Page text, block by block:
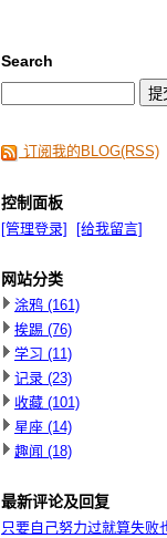
Search
订阅我的BLOG(RSS)
控制面板
[管理登录] [给我留言]
网站分类
涂鸦(161)
挨踢(76)
学习 (11)
记录(23)
收藏(101)
星座(14)
趣闻 (18)
最新评论及回复
只要自己努力过就算失败